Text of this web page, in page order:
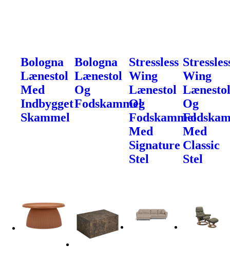
Bologna
Lænestol
Med
Indbygget
Skammel
Bologna
Lænestol
Og
Fodskammel
Stressless
Wing
Lænestol
Og
Fodskammel
Med
Signature
Stel
Wing
Og
Med
Classic
Stel